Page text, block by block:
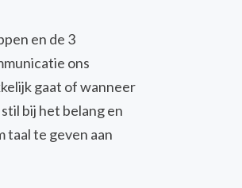
en de 3
ons
gaat of wanneer
bij het belang en
taal te geven aan